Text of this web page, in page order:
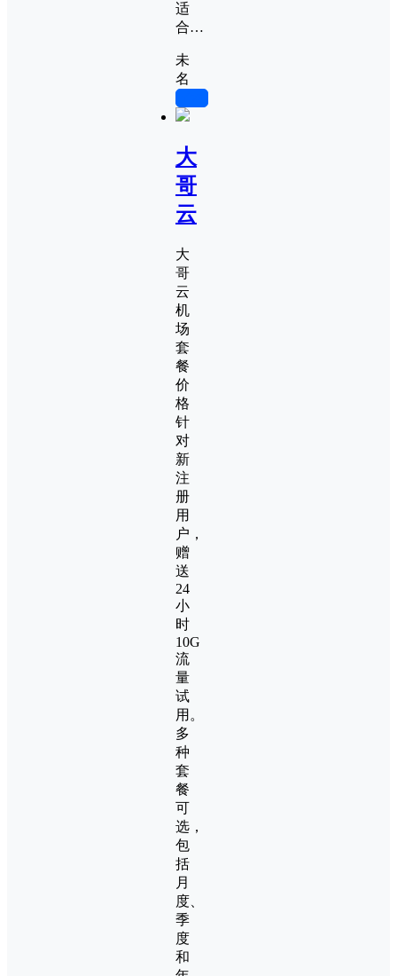
适
合…
未
名
大
哥
云
大
哥
云
机
场
套
餐
价
格
针
对
新
注
册
用
户，
赠
送
24
小
时
10G
流
量
试
用。
多
种
套
餐
可
选，
包
括
月
度、
季
度
和